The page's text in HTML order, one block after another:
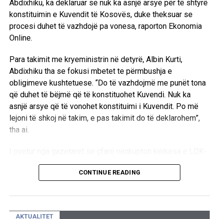
UP NEXT
Prishtina hap procesin e digjitalizimit nëpër shkolla,
Rama: Panele digjitale dhe Inteligjencë Artificiale për
DON'T MISS
Konfirmohet gripi i shpendëve në Shqipëri, një fermë në
karantinë, ndalohen vezët e mishi i saj
Abdixhiku, ka deklaruar se nuk ka asnjë arsye për të shtyrë
konstituimin e Kuvendit të Kosovës, duke theksuar se
procesi duhet të vazhdojë pa vonesa, raporton Ekonomia
Online.
Para takimit me kryeministrin në detyrë, Albin Kurti,
Abdixhiku tha se fokusi mbetet te përmbushja e
obligimeve kushtetuese. “Do të vazhdojmë me punët tona
që duhet të bëjmë që të konstituohet Kuvendi. Nuk ka
asnjë arsye që të vonohet konstituimi i Kuvendit. Po më
lejoni të shkoj në takim, e pas takimit do të deklarohem”,
tha ai.
së, Abdixhiku u përgjigj shkurt se ajo lidhet “…për
konstituimin e Kuvendit”.
Në pyetjen nëse pret një marrëveshje gjatë ditës apo
CONTINUE READING
AKTUALITET